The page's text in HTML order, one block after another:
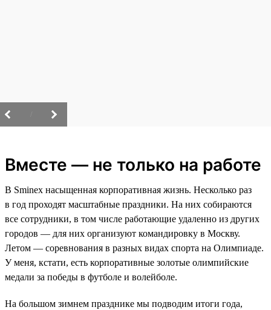
Вместе — не только на работе
В Sminex насыщенная корпоративная жизнь. Несколько раз
в год проходят масштабные праздники. На них собираются
все сотрудники, в том числе работающие удаленно из других
городов — для них организуют командировку в Москву.
Летом — соревнования в разных видах спорта на Олимпиаде.
У меня, кстати, есть корпоративные золотые олимпийские
медали за победы в футболе и волейболе.
На большом зимнем празднике мы подводим итоги года,